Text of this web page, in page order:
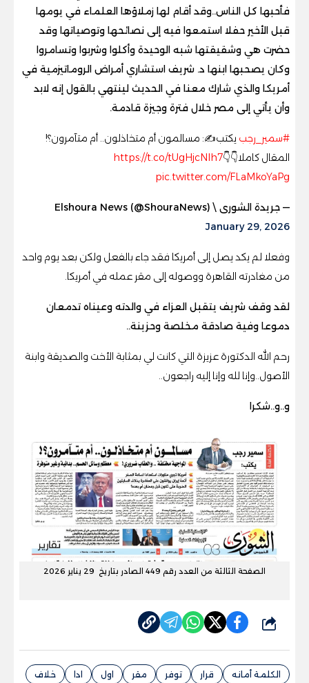
فأحبها كل الناس..وقد أقام لها زملاؤها العلماء في يومها
قبل الأخير حفلا استمعوا فيه إلى نصائحها وتوصياتها وقد
حضرت هي وشقيقتها شبه الوحيدة وأكلوا وشربوا وتسامروا
وكان يصحبها ابنها د. شريف استشاري أمراض الروماتيزمية في
أمريكا والذي شارك معنا في الحديث لينتهي بالقول إنه لابد
وأن يأتي إلى مصر خلال فترة وجيزة قادمة.
#سمير_رجب يكتب✍️: مسالمون أم متخاذلون.. أم متآمرون؟!
المقال كاملا👇👇https://t.co/tUgHjcNlh7
pic.twitter.com/FLaMkoYaPg
— جريدة الشورى \ Elshoura News (@ShouraNews)
January 29, 2026
وفعلا لم يكد يصل إلى أمريكا فقد جاء بالفعل ولكن بعد يوم واحد
من مغادرته القاهرة ووصوله إلى مقر عمله في أمريكا.
لقد وقف شريف يتقبل العزاء في والدته وعيناه تدمعان
دموعا وفية صادقة مخلصة وحزينة..
رحم الله الدكتورة عزيزة التي كانت لي بمثابة الأخت والصديقة وابنة
الأصول..وإنا لله وإنا إليه راجعون..
و..و..شكرا
الصفحة الثالثة من العدد رقم 449 الصادر بتاريخ 29 يناير 2026
شارك
الكلمة أمانه قرار توفر مقر اول ادا
خلاف